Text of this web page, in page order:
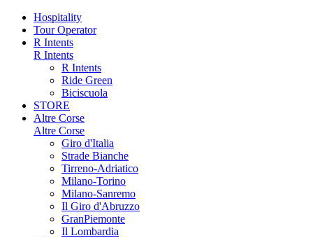
Hospitality
Tour Operator
R Intents
R Intents
R Intents
Ride Green
Biciscuola
STORE
Altre Corse
Altre Corse
Giro d'Italia
Strade Bianche
Tirreno-Adriatico
Milano-Torino
Milano-Sanremo
Il Giro d'Abruzzo
GranPiemonte
Il Lombardia